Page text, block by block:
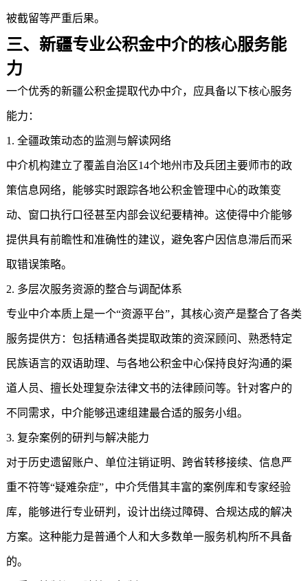
被截留等严重后果。
三、新疆专业公积金中介的核心服务能
力
一个优秀的新疆公积金提取代办中介，应具备以下核心服务
能力：
1. 全疆政策动态的监测与解读网络
中介机构建立了覆盖自治区14个地州市及兵团主要师市的政
策信息网络，能够实时跟踪各地公积金管理中心的政策变
动、窗口执行口径甚至内部会议纪要精神。这使得中介能够
提供具有前瞻性和准确性的建议，避免客户因信息滞后而采
取错误策略。
2. 多层次服务资源的整合与调配体系
专业中介本质上是一个“资源平台”，其核心资产是整合了各类
服务提供方：包括精通各类提取政策的资深顾问、熟悉特定
民族语言的双语助理、与各地公积金中心保持良好沟通的渠
道人员、擅长处理复杂法律文书的法律顾问等。针对客户的
不同需求，中介能够迅速组建最合适的服务小组。
3. 复杂案例的研判与解决能力
对于历史遗留账户、单位注销证明、跨省转移接续、信息严
重不符等“疑难杂症”，中介凭借其丰富的案例库和专家经验
库，能够进行专业研判，设计出绕过障碍、合规达成的解决
方案。这种能力是普通个人和大多数单一服务机构所不具备
的。